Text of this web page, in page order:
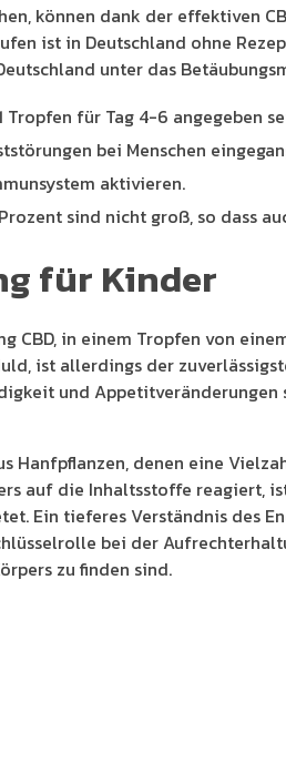
können dank der effektiven
ist in Deutschland ohne
unter das
für Tag 4-6 angegeben
bei Menschen
aktivieren.
sind nicht groß, so dass
für Kinder
CBD, in einem Tropfen von
ist allerdings der
und
Hanfpflanzen, denen eine
auf die Inhaltsstoffe reagiert,
Ein tieferes Verständnis des
bei der
zu finden sind.